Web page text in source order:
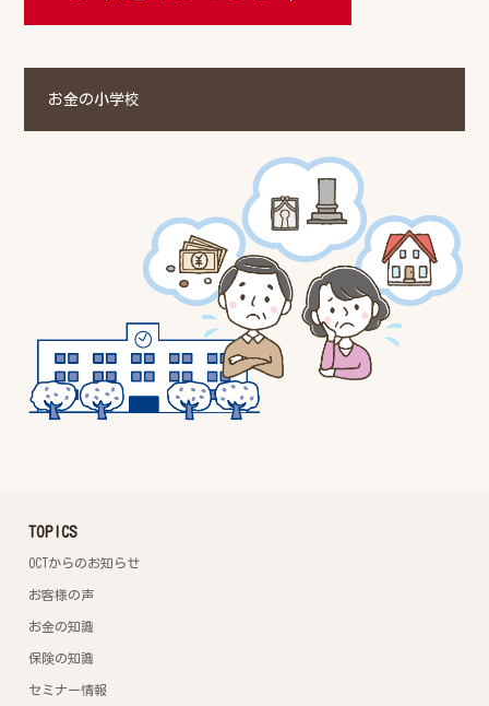
お金の小学校
TOPICS
OCTからのお知らせ
お客様の声
お金の知識
保険の知識
セミナー情報